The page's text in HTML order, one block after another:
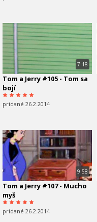
7:18
Tom a Jerry #105 - Tom sa
bojí
pridané 26.2.2014
9:58
Tom a Jerry #107 - Mucho
myš
pridané 26.2.2014